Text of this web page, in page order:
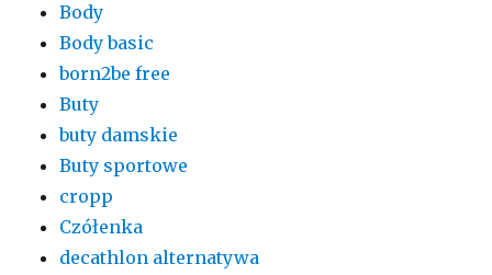
Body
Body basic
born2be free
Buty
buty damskie
Buty sportowe
cropp
Czółenka
decathlon alternatywa